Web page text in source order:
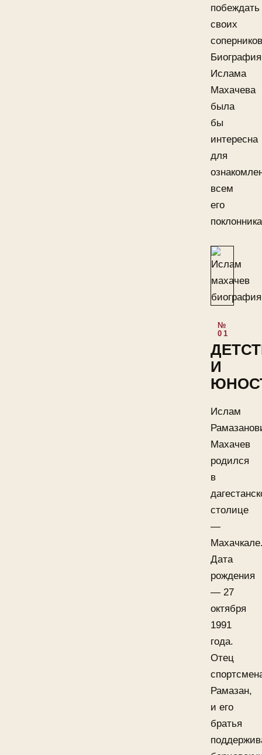
побеждать
своих
Биография
Ислама
Махачева
была
бы
интересна
для
всем
его
И
Ислам
Махачев
родился
в
столице
—
Дата
рождения
— 27
октября
1991
года.
Отец
Рамазан,
и его
братья